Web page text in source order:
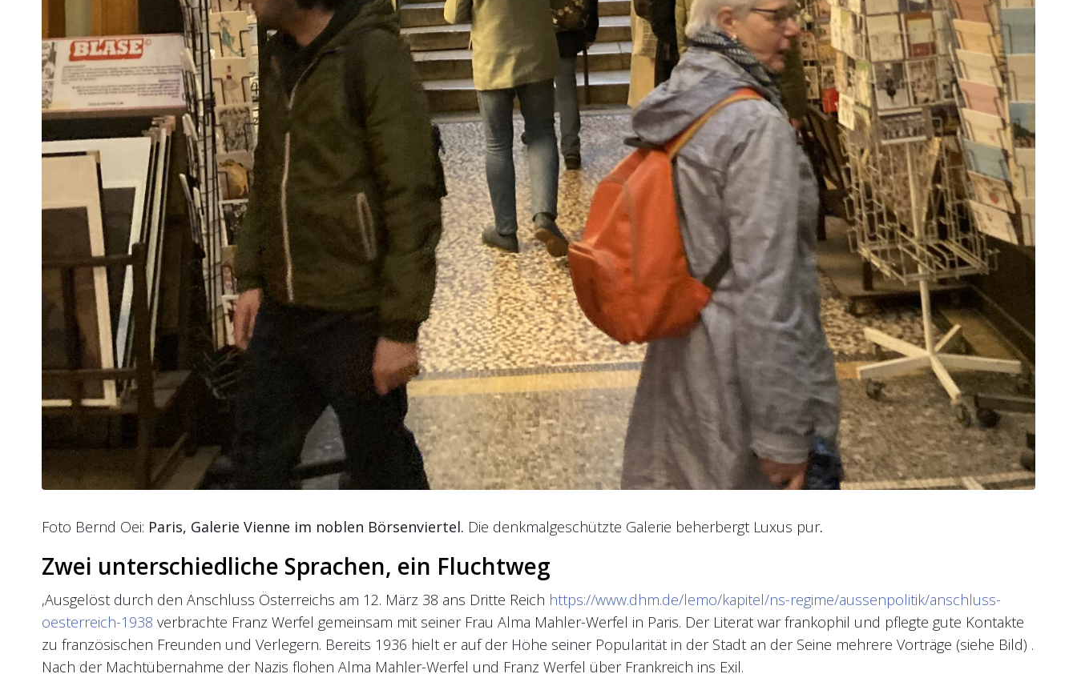
Foto Bernd Oei: Paris, Galerie Vienne im noblen Börsenviertel. Die denkmalgeschützte Galerie beherbergt Luxus pur.
Zwei unterschiedliche Sprachen, ein Fluchtweg
,Ausgelöst durch den Anschluss Österreichs am 12. März 38 ans Dritte Reich https://www.dhm.de/lemo/kapitel/ns-regime/aussenpolitik/anschluss-
oesterreich-1938 verbrachte Franz Werfel gemeinsam mit seiner Frau Alma Mahler-Werfel in Paris. Der Literat war frankophil und pflegte gute Kontakte
zu französischen Freunden und Verlegern. Bereits 1936 hielt er auf der Höhe seiner Popularität in der Stadt an der Seine mehrere Vorträge (siehe Bild) .
Nach der Machtübernahme der Nazis flohen Alma Mahler-Werfel und Franz Werfel über Frankreich ins Exil.